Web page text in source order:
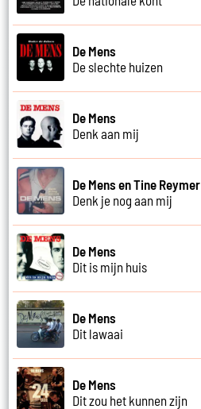
De Mens
De slechte huizen
De Mens
Denk aan mij
De Mens en Tine Reymer
Denk je nog aan mij
De Mens
Dit is mijn huis
De Mens
Dit lawaai
De Mens
Dit zou het kunnen zijn